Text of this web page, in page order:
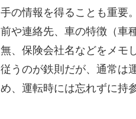
手の情報を得ることも重要
前や連絡先、車の特徴（車
無、保険会社名などをメモ
従うのが鉄則だが、通常は
め、運転時には忘れずに持